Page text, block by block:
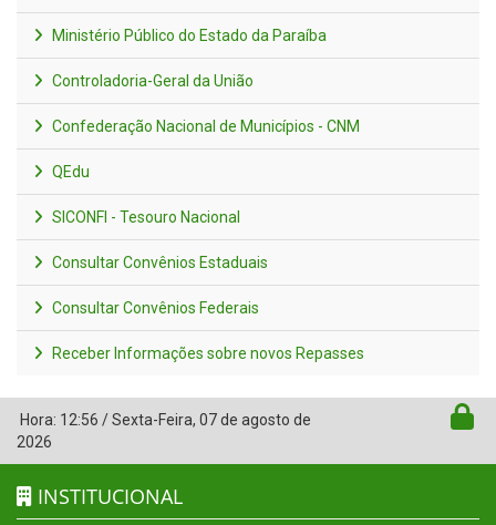
Ministério Público do Estado da Paraíba
Controladoria-Geral da União
Confederação Nacional de Municípios - CNM
QEdu
SICONFI - Tesouro Nacional
Consultar Convênios Estaduais
Consultar Convênios Federais
Receber Informações sobre novos Repasses
Hora: 12:56 /Sexta-Feira, 07 de agosto de
2026
INSTITUCIONAL